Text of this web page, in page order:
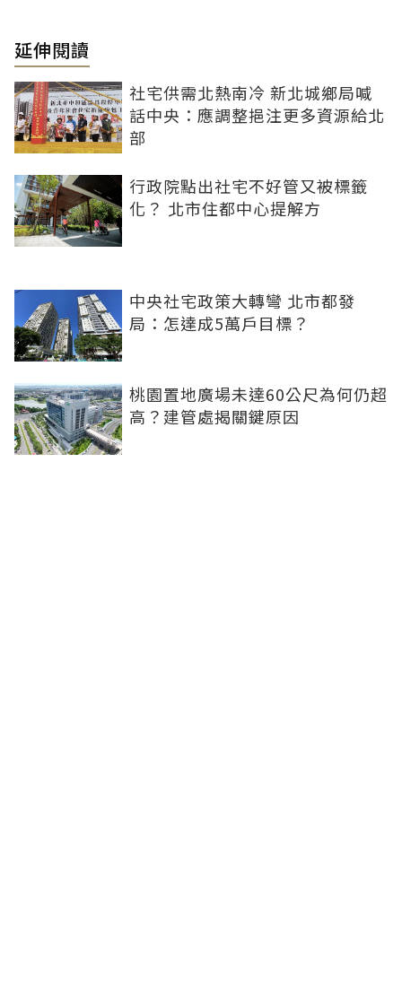
延伸閱讀
社宅供需北熱南冷 新北城鄉局喊
話中央：應調整挹注更多資源給北
部
行政院點出社宅不好管又被標籤
化？ 北市住都中心提解方
中央社宅政策大轉彎 北市都發
局：怎達成5萬戶目標？
桃園置地廣場未達60公尺為何仍超
高？建管處揭關鍵原因